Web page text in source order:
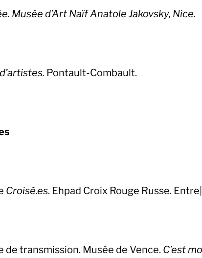
Musée d’Art Naïf Anatole Jakovsky, Nice.
Pontault-Combault.
Croisé.es. Ehpad Croix Rouge Russe.
de transmission. Musée de Vence. C’est